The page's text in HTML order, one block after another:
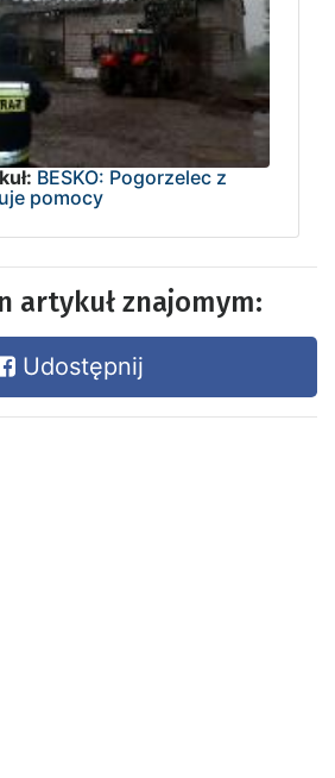
BESKO: Pogorzelec z
pomocy
artykuł znajomym:
Udostępnij